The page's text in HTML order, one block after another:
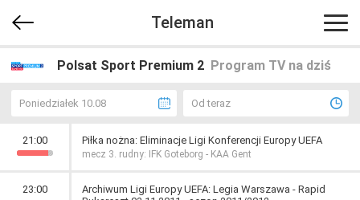
Teleman
Polsat Sport Premium 2 Program TV na dziś
Poniedziałek 10.08 Od teraz
21:00 Piłka nożna: Eliminacje Ligi Konferencji Europy UEFA
mecz 3. rudny: IFK Goteborg - KAA Gent
23:00
Archiwum Ligi Europy UEFA: Legia Warszawa - Rapid